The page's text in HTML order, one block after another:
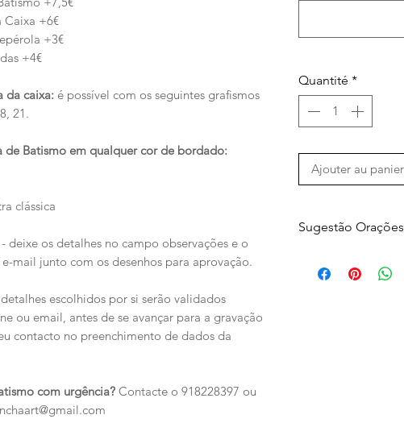
Caixa +6€
+3€
+4€
da caixa: é possível com os seguintes grafismos
21.
de Batismo em qualquer cor de bordado:
clássica
- deixe os detalhes no campo observações e o
mail junto com os desenhos para aprovação.
escolhidos por si serão validados
ou email, antes de se avançar para a gravação
contacto no preenchimento de dados da
com urgência? Contacte o 918228397 ou
Quantité *
Ajouter au panier
Sugestão
Cheio de fé e